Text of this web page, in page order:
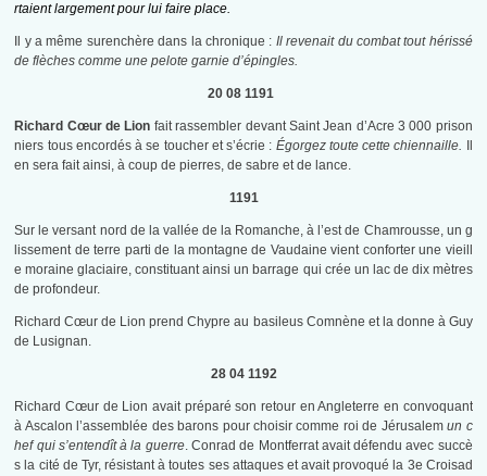
rtaient largement pour lui faire place.
Il y a même surenchère dans la chronique : Il revenait du combat tout hérissé
de flèches comme une pelote garnie d’épingles.
20 08 1191
Richard Cœur de Lion fait rassembler devant Saint Jean d’Acre 3 000 prison
niers tous encordés à se toucher et s’écrie : Égorgez toute cette chiennaille.
en sera fait ainsi, à coup de pierres, de sabre et de lance.
1191
Sur le versant nord de la vallée de la Romanche, à l’est de Chamrousse, un g
lissement de terre parti de la montagne de Vaudaine vient conforter une vieill
e moraine glaciaire, constituant ainsi un barrage qui crée un lac de dix mètres
de profondeur.
Richard Cœur de Lion prend Chypre au basileus Comnène et la donne à Guy
de Lusignan.
28 04 1192
Richard Cœur de Lion avait préparé son retour en Angleterre en convoquant
à Ascalon l’assemblée des barons pour choisir comme roi de Jérusalemun c
hef qui s’entendît à la guerre. Conrad de Montferrat avait défendu avec succè
s la cité de Tyr, résistant à toutes ses attaques et avait provoqué la 3e Croisad